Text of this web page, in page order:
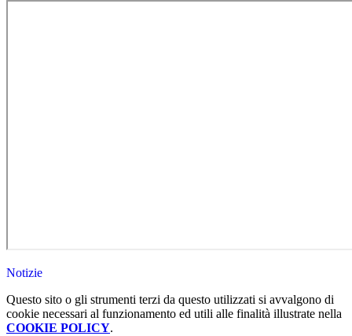
Notizie
Questo sito o gli strumenti terzi da questo utilizzati si avvalgono di
cookie necessari al funzionamento ed utili alle finalità illustrate nella
COOKIE POLICY.